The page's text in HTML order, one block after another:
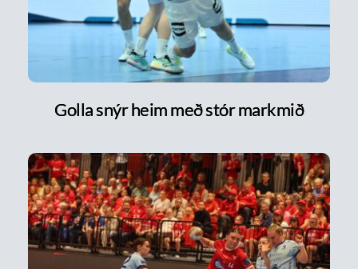
Golla snýr heim með stór markmið